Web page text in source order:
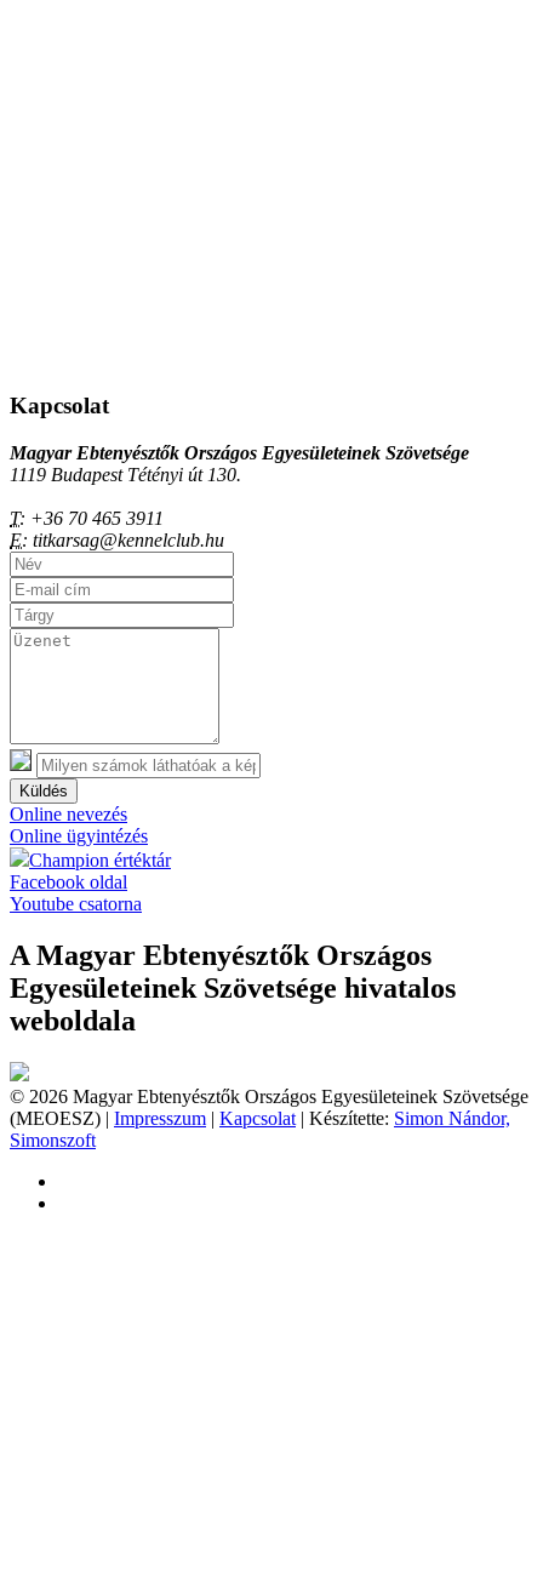
Kapcsolat
Magyar Ebtenyésztők Országos Egyesületeinek Szövetsége
1119 Budapest Tétényi út 130.
T: +36 70 465 3911
E: titkarsag@kennelclub.hu
Küldés
Online nevezés
Online ügyintézés
Champion értéktár
Facebook oldal
Youtube csatorna
A Magyar Ebtenyésztők Országos
Egyesületeinek Szövetsége hivatalos
weboldala
© 2026 Magyar Ebtenyésztők Országos Egyesületeinek Szövetsége
(MEOESZ) | Impresszum | Kapcsolat | Készítette: Simon Nándor,
Simonszoft